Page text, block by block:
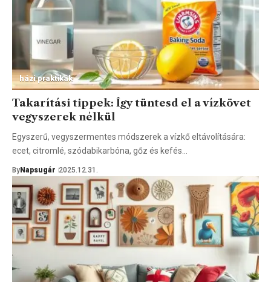
házi praktikák
Takarítási tippek: Így tüntesd el a vízkövet
vegyszerek nélkül
Egyszerű, vegyszermentes módszerek a vízkő eltávolítására:
ecet, citromlé, szódabikarbóna, gőz és kefés…
ByNapsugár 2025.12.31.